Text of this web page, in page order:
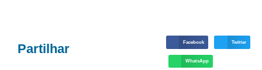
Partilhar Facebook Twitter
WhatsApp